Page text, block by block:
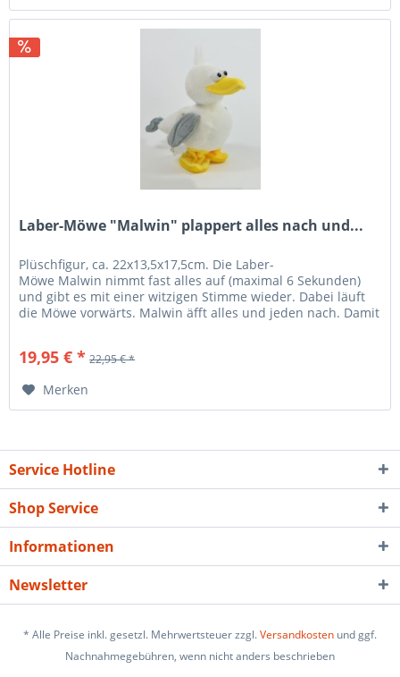
Laber-Möwe "Malwin" plappert alles nach und...
Plüschfigur, ca. 22x13,5x17,5cm. Die Laber-
Möwe Malwin nimmt fast alles auf (maximal 6 Sekunden)
und gibt es mit einer witzigen Stimme wieder. Dabei läuft
die Möwe vorwärts. Malwin äfft alles und jeden nach. Damit
19,95 € * 22,95 € *
Merken
Service Hotline
Shop Service
Informationen
Newsletter
* Alle Preise inkl. gesetzl. Mehrwertsteuer zzgl.Versandkosten und ggf.
Nachnahmegebühren, wenn nicht anders beschrieben